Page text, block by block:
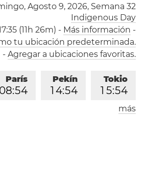
Agosto 9, 2026, Semana 32
Indigenous Day
(11h 26m) - Más información -
tu ubicación predeterminada.
- Agregar a ubicaciones favoritas.
Tokio
1 5:54
Pekín
1 4:54
París
08:54
Londres
más